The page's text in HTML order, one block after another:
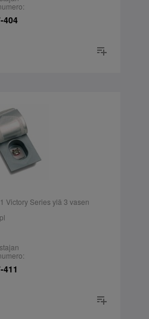
404
Victory Series ylä 3 vasen
411